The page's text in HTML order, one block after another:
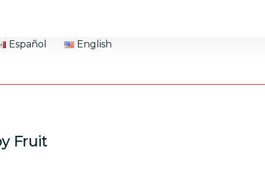
Español English
Fruit